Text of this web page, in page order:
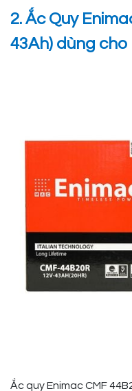
2. Ắc Quy
43Ah) dùng cho
Ắc quy Enimac CMF